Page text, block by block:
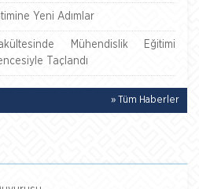
Yeni Adımlar
Mühendislik Eğitimi
Taçlandı
» Tüm Haberler